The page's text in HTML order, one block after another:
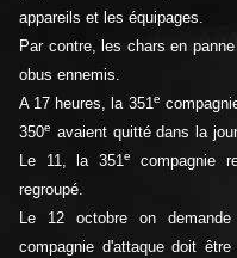
appareils et les équipages.
Par contre, les chars en
obus ennemis.
A 17 heures, la 351e
350e avaient quitté dans la
Le 11, la 351e
compagnie
regroupé.
Le 12 octobre on
compagnie d'attaque doit